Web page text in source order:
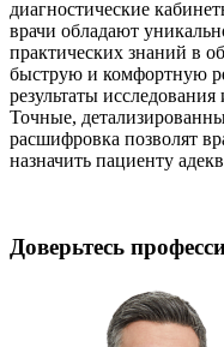
диагностические
врачи обладают
практических знаний в
быструю и комфортную
результаты
Точные,
расшифровка позволят
назначить пациенту
Доверьтесь